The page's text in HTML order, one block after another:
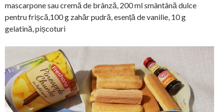
mascarpone sau cremă de brânză, 200 ml smântână dulce
pentru frișcă,100 g zahăr pudră, esență de vanilie, 10 g
gelatină, pișcoturi